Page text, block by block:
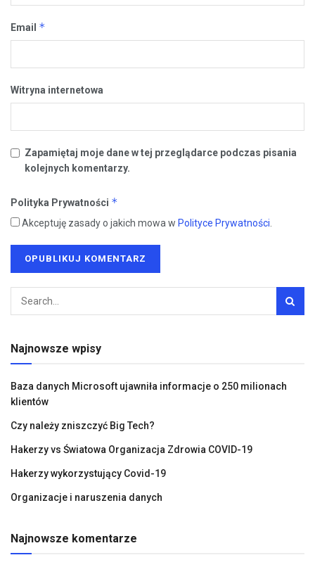
Email *
Witryna internetowa
Zapamiętaj moje dane w tej przeglądarce podczas pisania
kolejnych komentarzy.
Polityka Prywatności *
Akceptuję zasady o jakich mowa w Polityce Prywatności
Najnowsze wpisy
Baza danych Microsoft ujawniła informacje o 250 milionach
klientów
Czy należy zniszczyć Big Tech?
Hakerzy vs Światowa Organizacja Zdrowia COVID-19
Hakerzy wykorzystujący Covid-19
Organizacje i naruszenia danych
Najnowsze komentarze